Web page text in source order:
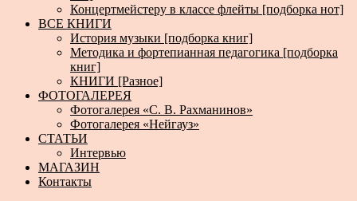
Концертмейстеру в классе флейты [подборка нот]
ВСЕ КНИГИ
История музыки [подборка книг]
Методика и фортепианная педагогика [подборка
книг]
КНИГИ [Разное]
ФОТОГАЛЕРЕЯ
Фотогалерея «С. В. Рахманинов»
Фотогалерея «Нейгауз»
СТАТЬИ
Интервью
МАГАЗИН
Контакты